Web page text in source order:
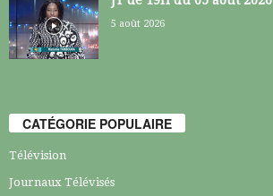
5 août 2026
CATÉGORIE POPULAIRE
Télévision
Journaux Télévisés